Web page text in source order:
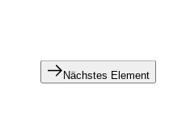
Nächstes Element